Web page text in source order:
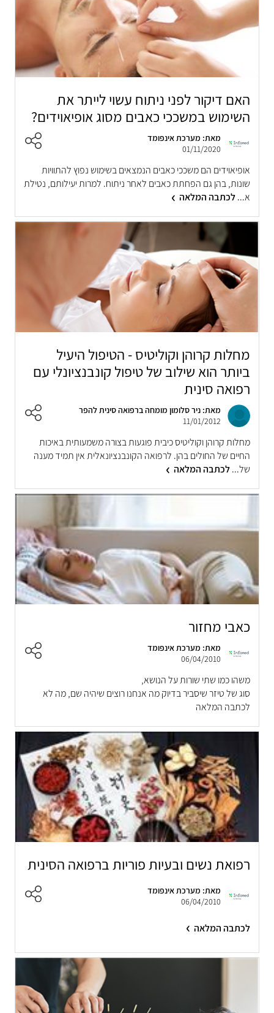
האם דיקור לפני ניתוח עשוי לייתר את
השימוש במשככי כאבים מסוג אופיאוידים?
מאת: מערכת אינפומד
01/11/2020
אופיאוידים הם משככי כאבים הנמצאים בשימוש נפוץ להתוויות
שונות, בהן גם הפחתת כאבים לאחר ניתוח. למרות יעילותם, נטילת
א...לכתבה המלאה
מחלות קרוהן וקוליטיס - הטיפול היעיל
ביותר הוא שילוב של טיפול קונבנציונלי עם
רפואה סינית
מאת: ניר סלומון מומחה ברפואה סינית להפר
11/01/2012
מחלות קרוהן וקוליטיס כיבית פוגעות בצורה משמעותית באיכות
החיים של החולים בהן. לרפואה הקונבנציונאלית אין תמיד מענה
של...לכתבה המלאה
כאבי מחזור
מאת: מערכת אינפומד
06/04/2010
משהו כמו שתי שורות על הנושא,
סוג של טיזר שיסביר בדיוק מה אנחנו רוצים שיהיה שם, מה לא
לכתבה המלאה
רפואת נשים ובעיות פוריות ברפואה הסינית
מאת: מערכת אינפומד
06/04/2010
לכתבה המלאה